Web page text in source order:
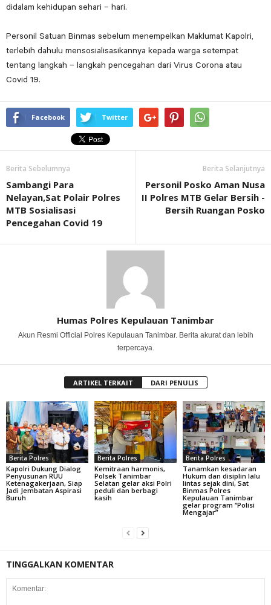
didalam kehidupan sehari – hari.
Personil Satuan Binmas sebelum menempelkan Maklumat Kapolri,
terlebih dahulu mensosialisasikannya kepada warga setempat
tentang langkah – langkah pencegahan dari Virus Corona atau
Covid 19.
Facebook Twitter
Berita Sebelumnya
Sambangi Para
Nelayan,Sat Polair Polres
MTB Sosialisasi
Pencegahan Covid 19
Berita Selanjutnya
Personil Posko Aman Nusa
II Polres MTB Gelar Bersih -
Bersih Ruangan Posko
Humas Polres Kepulauan Tanimbar
Akun Resmi Official Polres Kepulauan Tanimbar. Berita akurat dan lebih
terpercaya.
ARTIKEL TERKAIT DARI PENULIS
Berita Polres
Kapolri Dukung Dialog
Penyusunan RUU
Ketenagakerjaan, Siap
Jadi Jembatan Aspirasi
Buruh
Berita Polres
Kemitraan harmonis,
Polsek Tanimbar
Selatan gelar aksi Polri
peduli dan berbagi
kasih
Berita Polres
Tanamkan kesadaran
Hukum dan disiplin lalu
lintas sejak dini, Sat
Binmas Polres
Kepulauan Tanimbar
gelar program “Polisi
Mengajar”
TINGGALKAN KOMENTAR